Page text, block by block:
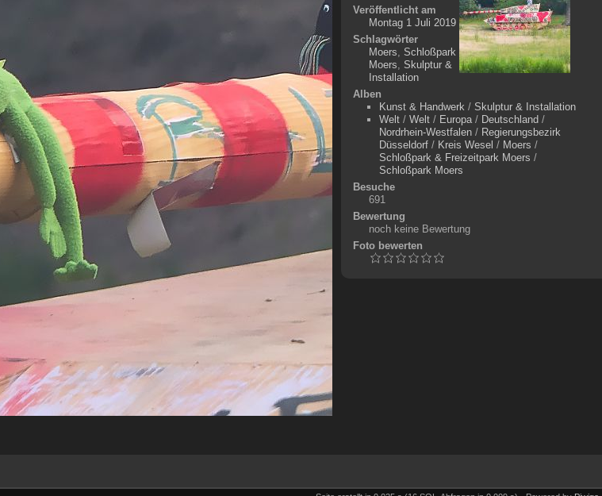
Veröffentlicht am
Montag 1 Juli 2019
Schlagwörter
Moers, Schloßpark
Moers, Skulptur &
Installation
Alben
Kunst & Handwerk/ Skulptur & Installation
Welt/ Welt/ Europa/ Deutschland /
Nordrhein-Westfalen/ Regierungsbezirk
Düsseldorf/ Kreis Wesel / Moers /
Schloßpark & Freizeitpark Moers /
Schloßpark Moers
Besuche
691
Bewertung
noch keine Bewertung
Foto bewerten